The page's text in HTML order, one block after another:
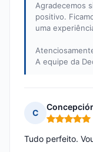
Agradecemos
positivo.
uma
A equipe da
C
Nota: 5 em 5
Tudo perfeito.